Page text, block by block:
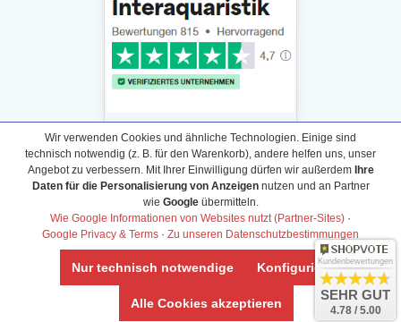
Daten­schutz­erklärung
Widerrufs­recht /Widerrufs­formular
AGB & Info
Impressum
Umwelt und Entsorgung
Vertrag widerrufen
Wir verwenden Cookies und ähnliche Technologien. Einige sind
technisch notwendig (z. B. für den Warenkorb), andere helfen uns, unser
Angebot zu verbessern. Mit Ihrer Einwilligung dürfen wir außerdem Ihre
Daten für die Personalisierung von Anzeigennutzen und an Partner
wie Googleübermitteln.
Wie Google Informationen von Websites nutzt (Partner-Sites) ·
Google Privacy & Terms · Zu unseren Datenschutzbestimmungen
Nur technisch notwendige Konfigurieren
Alle Cookies akzeptieren
Kundenbewertungen
SEHR GUT
4.78 / 5.00